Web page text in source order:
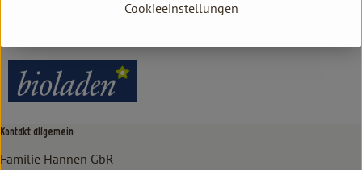
Kontakt allgemein
Familie Hannen GbR
Cookieeinstellungen